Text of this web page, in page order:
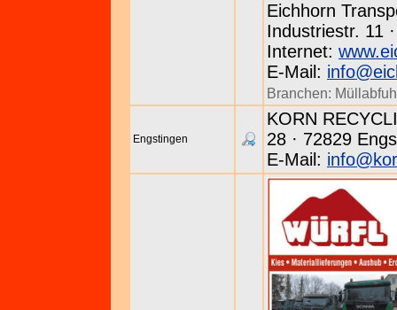
Eichhorn
Industriestr. 11
Internet:
E-Mail:
Branchen:
Engstingen
KORN
28 · 72829
E-Mail: